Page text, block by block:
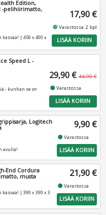
Edition,
-pelihiirimatto,
kasvaa! | 450 x 400 x
17,90 €
fiber_manual_recordVarastossa 2 kpl
LISÄÄ KORIIN
Speed L -
- kunhan se on
29,90 € 44,90 €
fiber_manual_recordVarastossa
LISÄÄ KORIIN
Logitech
avulla!
9,90 €
fiber_manual_recordVarastossa
LISÄÄ KORIIN
End Cordura
musta
| 390 x 390 x 3
21,90 €
fiber_manual_recordVarastossa
LISÄÄ KORIIN